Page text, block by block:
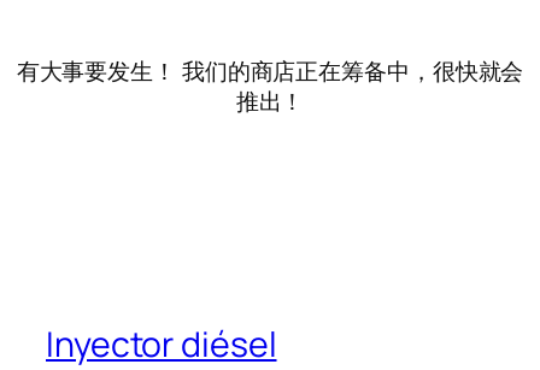
有大事要发生！ 我们的商店正在筹备中，很快就会
推出！
Inyector diésel